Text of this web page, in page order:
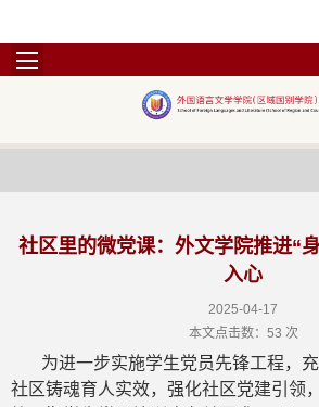
社区里的微党课：外文学院推进“
入心
2025-04-17
本文点击数： 53 次
为进一步实施学生党员先锋工程，
社区铸魂育人实效，强化社区党建引领